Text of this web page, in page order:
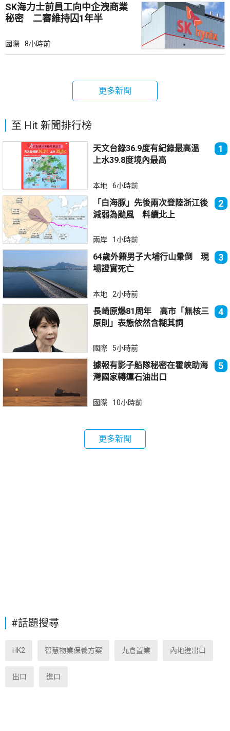
SK海力士前員工向中企洩商業
秘密 二審維持囚1年半
國際 8小時前
更多新聞
至 Hit 新聞排行榜
天文台錄36.9度有紀錄最高溫
上水39.8度境內最高
1
本地 6小時前
「白海豚」先後兩次登陸浙江後
減弱為颱風 料續北上
2
兩岸 1小時前
64歲外籍男子大埔行山暈倒 現
場證實死亡
3
本地 2小時前
長崎原爆81周年 高市「無核三
原則」表態依然含糊其詞
4
國際 5小時前
據報有影子船隊秘密在霍峽助海
灣國家轉運石油出口
5
國際 10小時前
更多新聞
#話題搜尋
HK2 智慧物業保養方案 九倉置業 內地進出口
出口 進口